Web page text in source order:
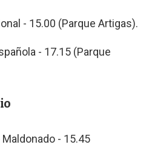
- 15.00 (Parque Artigas).
- 17.15 (Parque
- 15.45